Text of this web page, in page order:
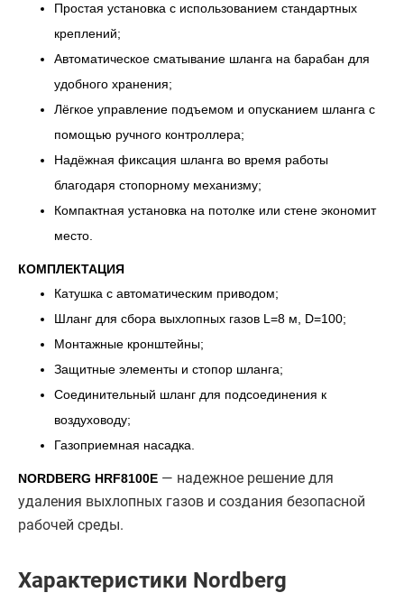
Простая установка с использованием стандартных
креплений;
Автоматическое сматывание шланга на барабан для
удобного хранения;
Лёгкое управление подъемом и опусканием шланга с
помощью ручного контроллера;
Надёжная фиксация шланга во время работы
благодаря стопорному механизму;
Компактная установка на потолке или стене экономит
место.
КОМПЛЕКТАЦИЯ
Катушка с автоматическим приводом;
Шланг для сбора выхлопных газов L=8 м, D=100;
Монтажные кронштейны;
Защитные элементы и стопор шланга;
Соединительный шланг для подсоединения к
воздуховоду;
Газоприемная насадка.
NORDBERG HRF8100E — надежное решение для
удаления выхлопных газов и создания безопасной
рабочей среды.
Характеристики Nordberg